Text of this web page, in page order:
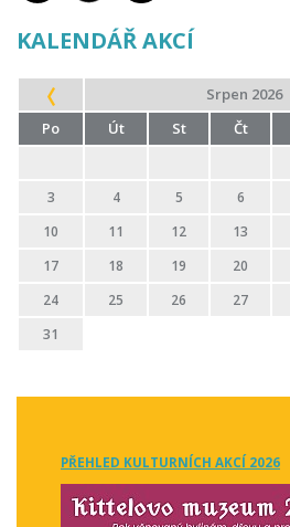
KALENDÁŘ AKCÍ
Srpen 2026
Po
Út St Čt
3
4 5 6
10
11 12 13
17
18 19 20
24
25 26 27
31
PŘEHLED KULTURNÍCH AKCÍ 2026